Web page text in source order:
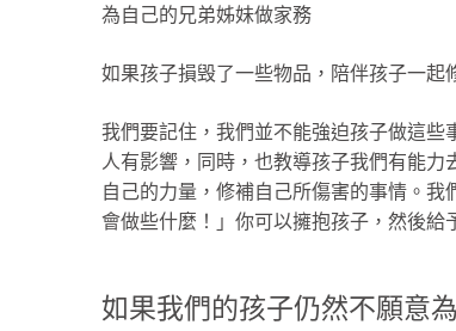
為自己的兄弟姊妹做家務
如果孩子損毁了一些物品，陪伴孩子一起
我們要記住，我們並不能強迫孩子做這
人有影響，同時，也教導孩子我們有能
自己的力量，修補自己所傷害的事情。
會做些什麼！」你可以擁抱孩子，然後給
如果我們的孩子仍然不願意